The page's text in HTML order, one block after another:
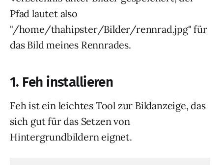
Pfad lautet also
"/home/thahipster/Bilder/rennrad.jpg" für
das Bild meines Rennrades.
1. Feh installieren
Feh ist ein leichtes Tool zur Bildanzeige, das
sich gut für das Setzen von
Hintergrundbildern eignet.